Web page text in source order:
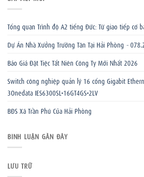
Tổng quan Trình độ A2 tiếng Đức: Từ giao tiếp cơ
Dự Án Nhà Xưởng Trường Tân Tại Hải Phòng –
Báo Giá Đặt Tiệc Tất Niên Công Ty Mới Nhất 2026
Switch công nghiệp quản lý 16 cổng Gigabit
3Onedata IES6300SL-16GT4GS-2LV
BĐS Xã Trần Phú Của Hải Phòng
BÌNH LUẬN GẦN ĐÂY
LƯU TRỮ